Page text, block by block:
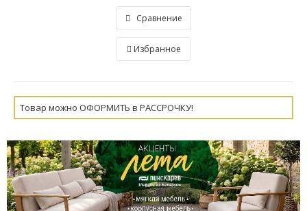
Сравнение
Избранное
Товар можно ОФОРМИТЬ в РАССРОЧКУ!